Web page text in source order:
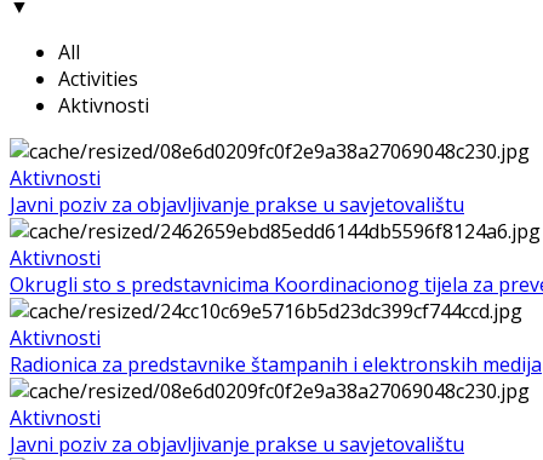
▼
All
Activities
Aktivnosti
Aktivnosti
Javni poziv za objavljivanje prakse u savjetovalištu
Aktivnosti
Okrugli sto s predstavnicima Koordinacionog tijela za
Aktivnosti
Radionica za predstavnike štampanih i elektronskih medija
Aktivnosti
Javni poziv za objavljivanje prakse u savjetovalištu